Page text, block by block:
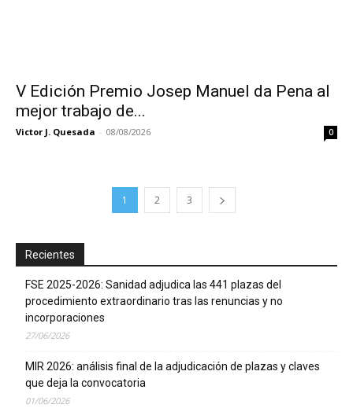
V Edición Premio Josep Manuel da Pena al
mejor trabajo de...
Victor J. Quesada - 08/08/2026 0
1 2 3
Recientes
FSE 2025-2026: Sanidad adjudica las 441 plazas del
procedimiento extraordinario tras las renuncias y no
incorporaciones
27/06/2026
MIR 2026: análisis final de la adjudicación de plazas y claves
que deja la convocatoria
01/06/2026